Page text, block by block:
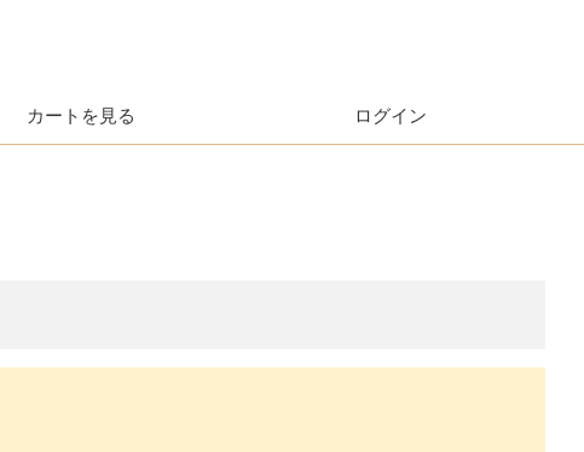
カートを見る ログイン